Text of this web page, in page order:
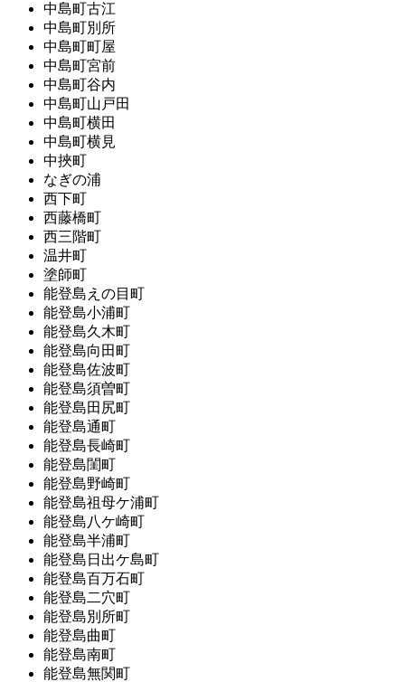
中島町古江
中島町別所
中島町町屋
中島町宮前
中島町谷内
中島町山戸田
中島町横田
中島町横見
中挾町
なぎの浦
西下町
西藤橋町
西三階町
温井町
塗師町
能登島えの目町
能登島小浦町
能登島久木町
能登島向田町
能登島佐波町
能登島須曽町
能登島田尻町
能登島通町
能登島長崎町
能登島閨町
能登島野崎町
能登島祖母ケ浦町
能登島八ケ崎町
能登島半浦町
能登島日出ケ島町
能登島百万石町
能登島二穴町
能登島別所町
能登島曲町
能登島南町
能登島無関町